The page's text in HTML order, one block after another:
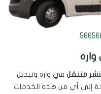
متنقل في واره وتبديل
إلى أي من هذه الخدمات